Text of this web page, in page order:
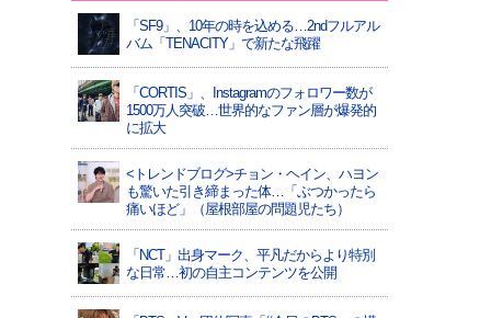
「SF9」、10年の時を込める…2ndフルアル
バム「TENACITY」で新たな飛躍
「CORTIS」、Instagramのフォロワー数が
1500万人突破…世界的なファン層が爆発的
に拡大
<トレンドブログ>チョン・ヘイン、ハヨン
も驚いた引き締まった体…「ぶつかったら
痛いほど」（屋根部屋の問題児たち）
「NCT」出身マーク、平凡だからより特別
な日常…初の自主コンテンツを公開